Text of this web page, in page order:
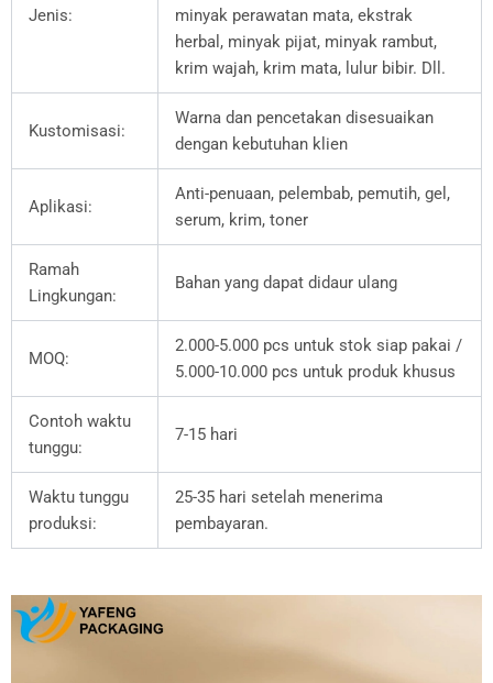
Jenis:
minyak perawatan mata, ekstrak
herbal, minyak pijat, minyak rambut,
krim wajah, krim mata, lulur bibir. Dll.
Kustomisasi:
Warna dan pencetakan disesuaikan
dengan kebutuhan klien
Aplikasi:
Anti-penuaan, pelembab, pemutih, gel,
serum, krim, toner
Ramah
Lingkungan:
Bahan yang dapat didaur ulang
MOQ:
2.000-5.000 pcs untuk stok siap pakai /
5.000-10.000 pcs untuk produk khusus
Contoh waktu
tunggu:
7-15 hari
Waktu tunggu
produksi:
25-35 hari setelah menerima
pembayaran.